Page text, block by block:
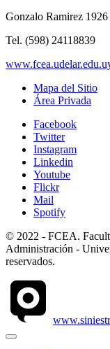
Gonzalo Ramirez
Tel. (598) 24118839
Mapa del Sitio
Área Privada
Facebook
Twitter
Instagram
Linkedin
Youtube
Flickr
Mail
Spotify
© 2022 - FCEA.
Administración -
reservados.